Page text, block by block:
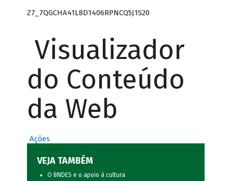
Z7_7QGCHA41L8D1406RPNCQ5J1S20
Visualizador
do Conteúdo
da Web
Ações
VEJA TAMBÉM
O BNDES e o apoio à cultura